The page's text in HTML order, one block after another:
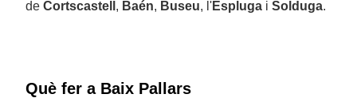
de Cortscastell , Baén, Buseu, l'Espluga i Solduga.
Què fer a Baix Pallars